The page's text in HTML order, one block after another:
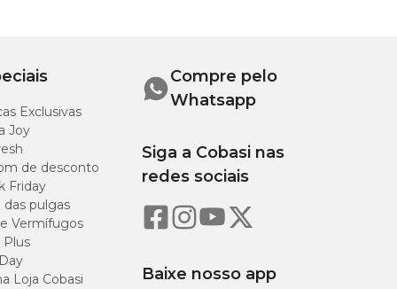
Exclusivas
Joy
de desconto
Friday
das pulgas
Vermífugos
Plus
Loja Cobasi
Compre pelo
Whatsapp
Siga a Cobasi nas
redes sociais
Baixe nosso app